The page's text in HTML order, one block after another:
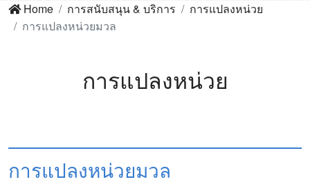
Home การสนับสนุน & บริการ
การแปลงหน่วย
การแปลงหน่วยมวล
การแปลงหน่วย
การแปลงหน่วยมวล